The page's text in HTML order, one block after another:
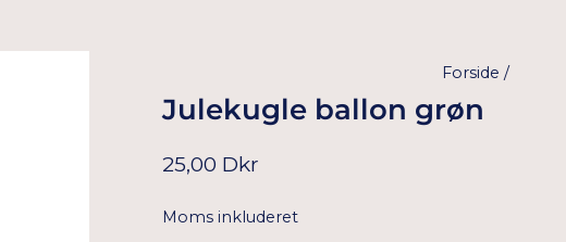
Forside /
Julekugle ballon grøn
Normal
25,00 Dkr
Moms inkluderet